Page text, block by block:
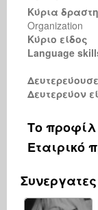
Κύρια
Organization
Κύριο είδος
Language
Δευτερεύον
Το
Εταιρικό